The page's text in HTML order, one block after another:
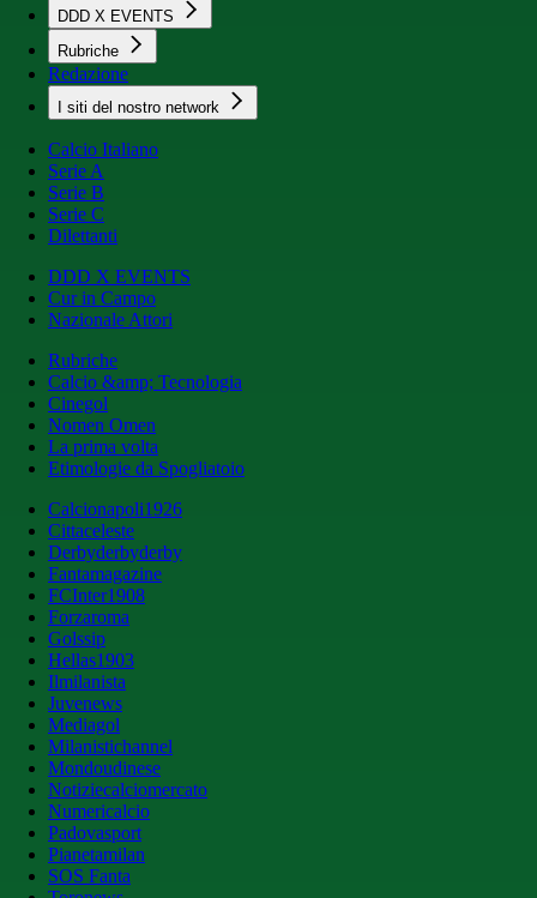
DDD X EVENTS
Rubriche
Redazione
I siti del nostro network
Calcio Italiano
Serie A
Serie B
Serie C
Dilettanti
DDD X EVENTS
Cur in Campo
Nazionale Attori
Rubriche
Calcio &amp; Tecnologia
Cinegol
Nomen Omen
La prima volta
Etimologie da Spogliatoio
Calcionapoli1926
Cittaceleste
Derbyderbyderby
Fantamagazine
FCInter1908
Forzaroma
Golssip
Hellas1903
Ilmilanista
Juvenews
Mediagol
Milanistichannel
Mondoudinese
Notiziecalciomercato
Numericalcio
Padovasport
Pianetamilan
SOS Fanta